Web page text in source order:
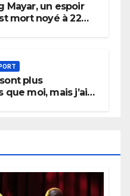
Mayar, un espoir
mort noyé à 22
plus
que moi, mais j’ai